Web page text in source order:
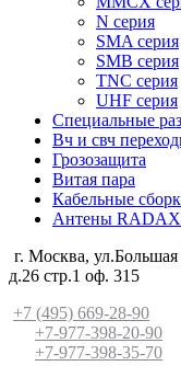
N серия
SMA серия
SMB серия
TNC серия
UHF серия
Специальные
Вч и свч
Грозозащита
Витая пара
Кабельные
Антены
г. Москва,
д.26 стр.1 оф. 315
+7 (495) 669-28-90
+7-977-398-20-90
+7-977-398-35-70